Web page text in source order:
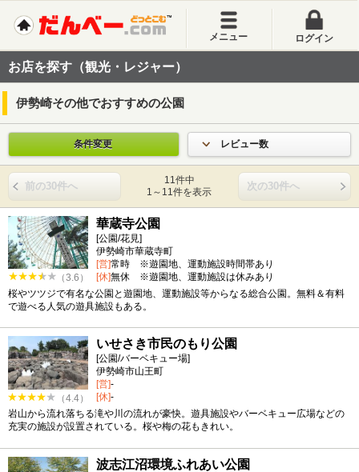
メニュー ログイン
お店を探す（観光・レジャー）
伊勢崎その他でおすすめの公園
条件変更 レビュー数
前の30件へ
11件中
1～11件を表示
次の30件へ
（3.6）
華蔵寺公園
[公園/花見]
伊勢崎市華蔵寺町
[営]常時 ※遊園地、運動施設時間帯あり
[休]無休 ※遊園地、運動施設は休みあり
桜やツツジで有名な公園と遊園地、運動施設等からなる総合公園。無料＆有料
で遊べる人気の遊具施設もある。
（4.4）
いせさき市民のもり公園
[公園/バーベキュー場]
伊勢崎市山王町
[営]-
[休]-
岩山から流れ落ちる滝や川の流れが豪快。遊具施設やバーベキュー広場などの
充実の施設が設置されている。桜や梅の花もきれい。
波志江沼環境ふれあい公園